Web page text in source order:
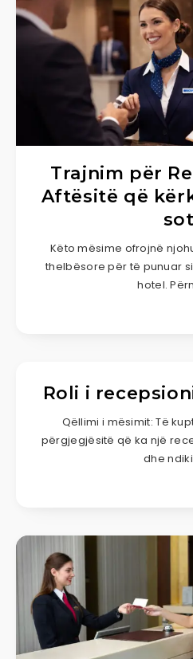
Trajnim për
Aftësitë që
sot
Këto mësime ofrojnë
thelbësore për të punuar
hotel.
Roli i
Qëllimi i mësimit: Të
përgjegjësitë që ka një
dhe